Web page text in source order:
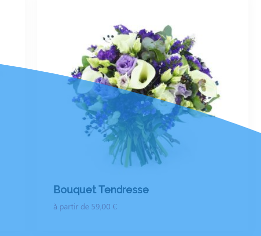
Bouquet Tendresse
à partir de 59,00 €